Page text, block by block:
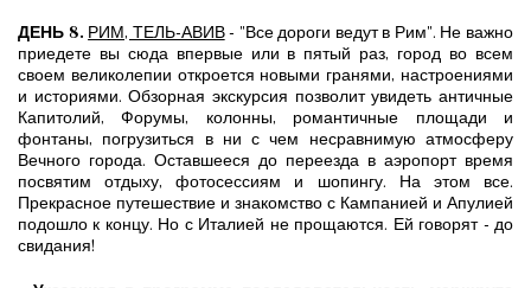
ДЕНЬ 8. РИМ, ТЕЛЬ-АВИВ- "Все дороги ведут в Рим". Не важно
приедете вы сюда впервые или в пятый раз, город во всем
своем великолепии откроется новыми гранями, настроениями
и историями. Обзорная экскурсия позволит увидеть античные
Капитолий, Форумы, колонны, романтичные площади и
фонтаны, погрузиться в ни с чем несравнимую атмосферу
Вечного города. Оставшееся до переезда в аэропорт время
посвятим отдыху, фотосессиям и шопингу. На этом все.
Прекрасное путешествие и знакомство с Кампанией и Апулией
подошло к концу. Но с Италией не прощаются. Ей говорят - до
свидания!